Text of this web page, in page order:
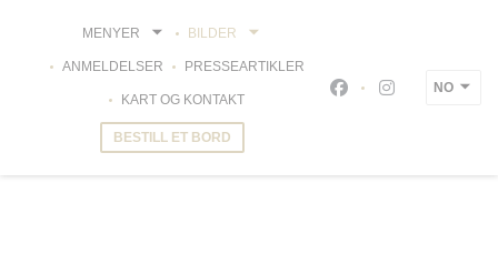
MENYER BILDER
ANMELDELSER PRESSEARTIKLER
KART OG KONTAKT
BESTILL ET BORD
Facebook ((åpner i
Instagram
NO